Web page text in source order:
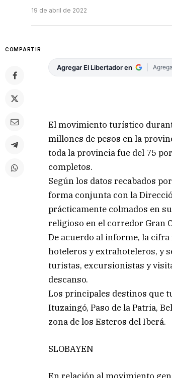
19 de abril de 2022
COMPARTIR
Agregar El Libertador en
El movimiento turístico
millones de pesos en la
toda la provincia fue del 75
completos.
Según los datos recabados
forma conjunta con la
prácticamente colmados en
religioso en el corredor Gran
De acuerdo al informe, la
hoteleros y extrahoteleros, y
turistas, excursionistas y
descanso.
Los principales destinos que
Ituzaingó, Paso de la Patria,
zona de los Esteros del Iberá.
SLOBAYEN